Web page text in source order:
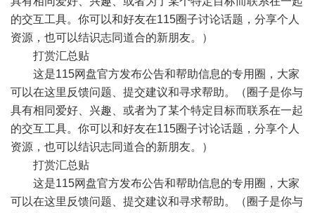
的交互工具。你可以和好友在115圈子讨论话题，分享个人
资源，也可以结识志同道合的新朋友。）
打赏汇总贴
这是115网盘官方发布公告和帮助信息的专用圈，大家
可以在这里反馈问题、提交建议和寻求帮助。（圈子是你与
具有相同爱好、兴趣、或者为了某个特定目标而联系在一起
的交互工具。你可以和好友在115圈子讨论话题，分享个人
资源，也可以结识志同道合的新朋友。）
打赏汇总贴
这是115网盘官方发布公告和帮助信息的专用圈，大家
可以在这里反馈问题、提交建议和寻求帮助。（圈子是你与